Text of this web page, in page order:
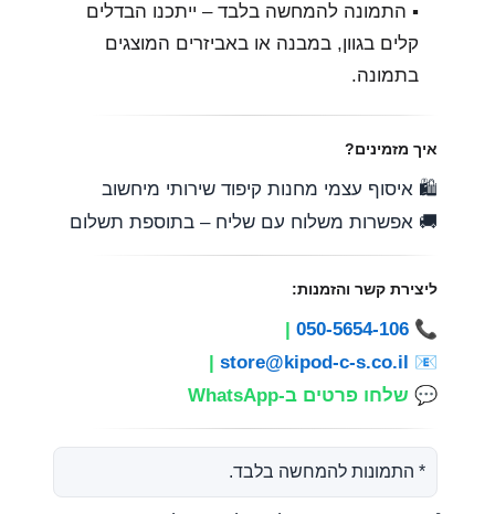
▪︎ התמונה להמחשה בלבד – ייתכנו הבדלים
קלים בגוון, במבנה או באביזרים המוצגים
בתמונה.
איך מזמינים?
🛍️ איסוף עצמי מחנות קיפוד שירותי מיחשוב
🚚 אפשרות משלוח עם שליח – בתוספת תשלום
ליצירת קשר והזמנות:
📞
050-5654-106
|
📧
store@kipod-c-s.co.il
|
💬 שלחו פרטים ב-WhatsApp
* התמונות להמחשה בלבד.